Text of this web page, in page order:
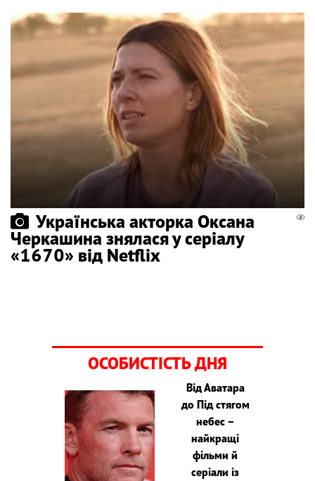
Українська акторка Оксана
Черкашина знялася у серіалу
«1670» від Netflix
ОСОБИСТІСТЬ ДНЯ
Від Аватара
до Під стягом
небес –
найкращі
фільми й
серіали із